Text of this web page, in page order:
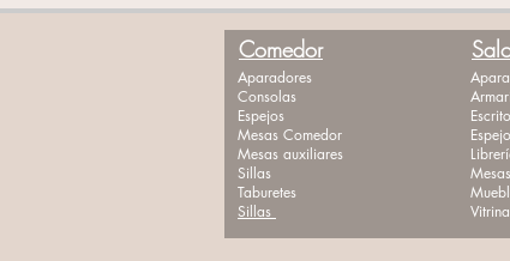
Comedor
Aparadores
Consolas
Espejos
Mesas Comedor
Mesas auxiliares
Sillas
Taburetes
Sillas